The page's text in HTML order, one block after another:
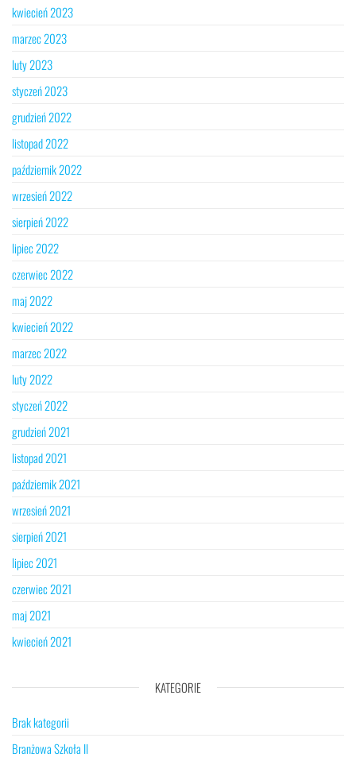
kwiecień 2023
marzec 2023
luty 2023
styczeń 2023
grudzień 2022
listopad 2022
październik 2022
wrzesień 2022
sierpień 2022
lipiec 2022
czerwiec 2022
maj 2022
kwiecień 2022
marzec 2022
luty 2022
styczeń 2022
grudzień 2021
listopad 2021
październik 2021
wrzesień 2021
sierpień 2021
lipiec 2021
czerwiec 2021
maj 2021
kwiecień 2021
KATEGORIE
Brak kategorii
Branżowa Szkoła II